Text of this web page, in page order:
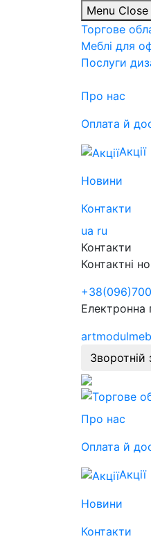
Menu Close
Торгове
Меблі для
Послуги
Про нас
Оплата й
Акції
Новини
Контакти
ua ru
Контакти
Контактні
+38(096)
Електронна
Зворотній
Про нас
Оплата й
Акції
Новини
Контакти